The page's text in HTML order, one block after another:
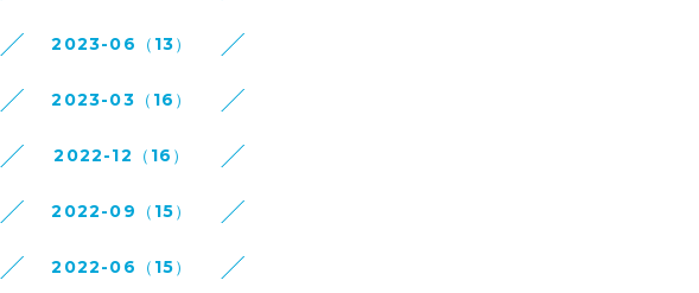
2023-06（13）
2023-03（16）
2022-12（16）
2022-09（15）
2022-06（15）